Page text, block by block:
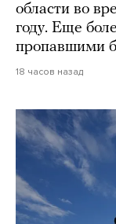
области во
году. Еще
пропавшими
18 часов назад